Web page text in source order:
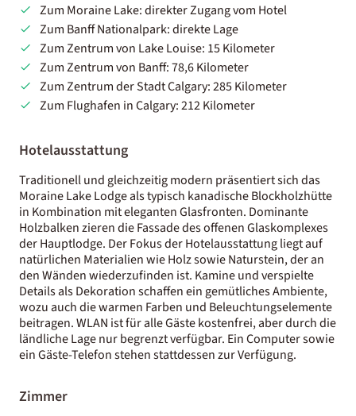
Zum Moraine Lake: direkter Zugang vom Hotel
Zum Banff Nationalpark: direkte Lage
Zum Zentrum von Lake Louise: 15 Kilometer
Zum Zentrum von Banff: 78,6 Kilometer
Zum Zentrum der Stadt Calgary: 285 Kilometer
Zum Flughafen in Calgary: 212 Kilometer
Hotelausstattung
Traditionell und gleichzeitig modern präsentiert sich das
Moraine Lake Lodge als typisch kanadische Blockholzhütte
in Kombination mit eleganten Glasfronten. Dominante
Holzbalken zieren die Fassade des offenen Glaskomplexes
der Hauptlodge. Der Fokus der Hotelausstattung liegt auf
natürlichen Materialien wie Holz sowie Naturstein, der an
den Wänden wiederzufinden ist. Kamine und verspielte
Details als Dekoration schaffen ein gemütliches Ambiente,
wozu auch die warmen Farben und Beleuchtungselemente
beitragen. WLAN ist für alle Gäste kostenfrei, aber durch die
ländliche Lage nur begrenzt verfügbar. Ein Computer sowie
ein Gäste-Telefon stehen stattdessen zur Verfügung.
Zimmer